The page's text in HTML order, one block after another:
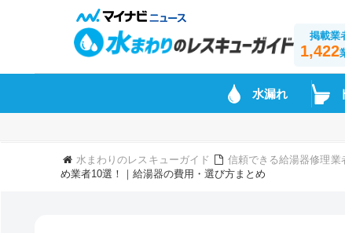
掲載業
1,422
水漏れ
水まわりのレスキューガイド 信頼できる給湯器修理業
め業者10選！｜給湯器の費用・選び方まとめ